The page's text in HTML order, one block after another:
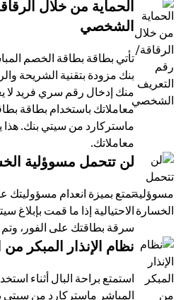
الحماية من خلال
الشخصي
تأتي بطاقة بطاقة الخصم
بنك مزودة بتقنية الشريحة
منك إدخال رقم سري فريد لا
معاملاتك باستخدام بطاقة
ماستركارد من سيتي بنك. هذا
معاملاتك.
لن تتحمل مسوؤلية
تمتع بميزة انعدام
الاحتيالية إذا ما قمت بإبلاغ
سرقة بطاقتك على الفور، وتم
نظام الإنذار المبكر من
استمتع براحة البال أثناء
المباشر ماستركارد من سيتي